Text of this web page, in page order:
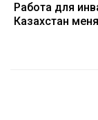
Работа для
Казахстан